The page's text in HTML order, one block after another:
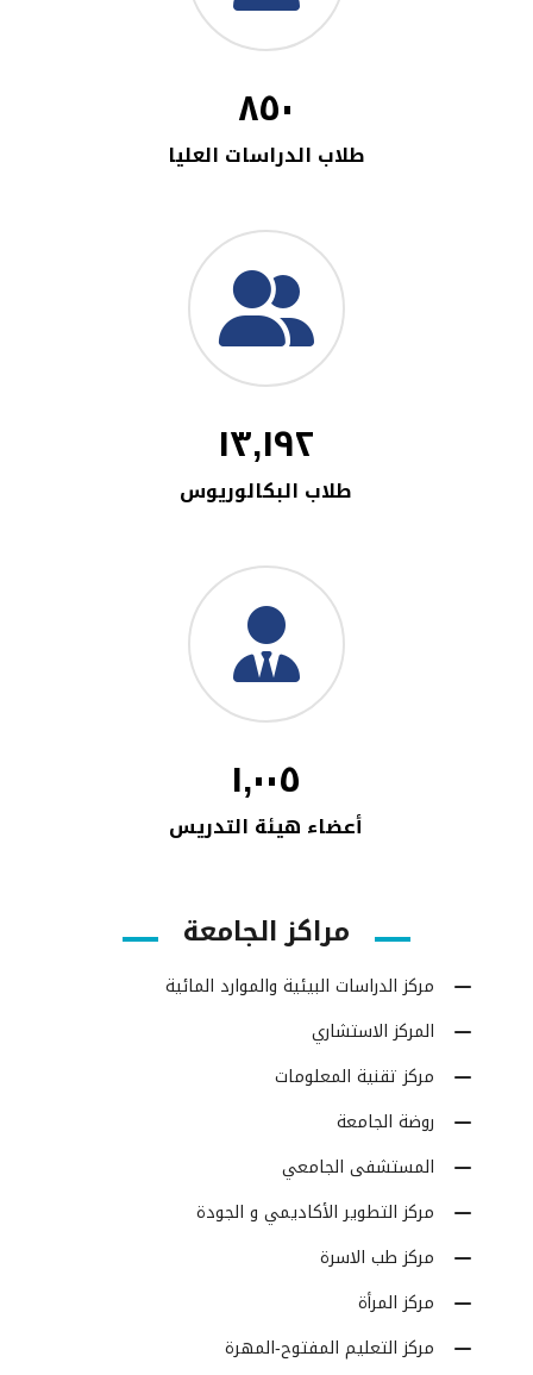
٨٥٠
طلاب الدراسات العليا
١٣,١٩٢
طلاب البكالوريوس
١,٠٠٥
أعضاء هيئة التدريس
مراكز الجامعة
مركز الدراسات البيئية والموارد المائية
المركز الاستشاري
مركز تقنية المعلومات
روضة الجامعة
المستشفى الجامعي
مركز التطوير الأكاديمي و الجودة
مركز طب الاسرة
مركز المرأة
مركز التعليم المفتوح-المهرة